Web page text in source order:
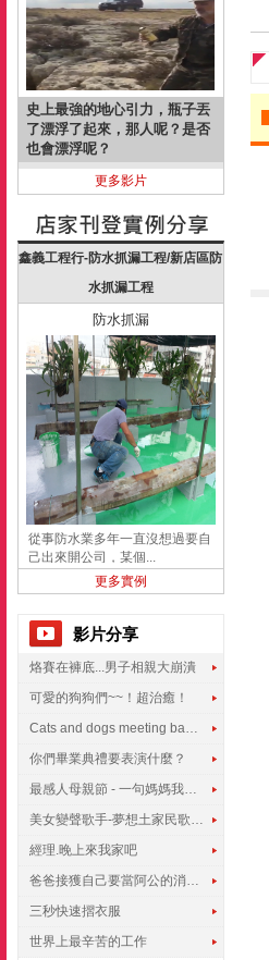
史上最強的地心引力，瓶子丟
了漂浮了起來，那人呢？是否
也會漂浮呢？
更多影片
鑫義工程行-防水抓漏工程/新店區防
水抓漏工程
防水抓漏
從事防水業多年一直沒想過要自
己出來開公司，某個...
更多實例
影片分享
烙賽在褲底...男子相親大崩潰
可愛的狗狗們~~！超治癒！
Cats and dogs meeting babies for the first time
你們畢業典禮要表演什麼？
最感人母親節 - 一句媽媽我愛你
美女變聲歌手-夢想土家民歌傳遍世界
經理.晚上來我家吧
爸爸接獲自己要當阿公的消息，反應史上最可愛!!!
三秒快速摺衣服
世界上最辛苦的工作